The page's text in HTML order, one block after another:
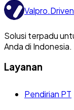
Valpro.
Solusi terpadu
Anda di Indonesia.
Layanan
Pendirian PT